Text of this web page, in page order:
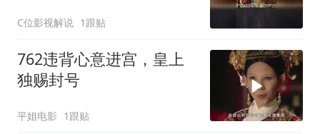
C位影视解说 1跟贴
762违背心意进宫，皇上
独赐封号
平姐电影 1跟贴